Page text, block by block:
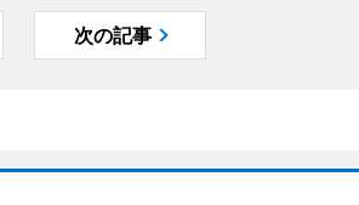
次の記事